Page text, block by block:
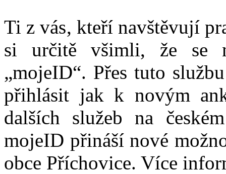
Ti z vás, kteří navštěvují
si určitě všimli, že se
„mojeID“. Přes tuto
přihlásit jak k novým
dalších služeb na
mojeID přináší nové
obce Příchovice. Více